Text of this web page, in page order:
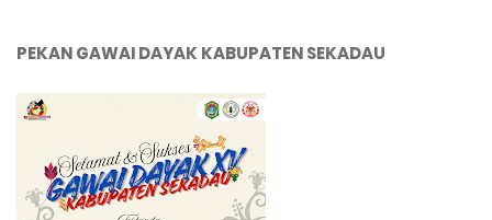
PEKAN GAWAI DAYAK KABUPATEN SEKADAU